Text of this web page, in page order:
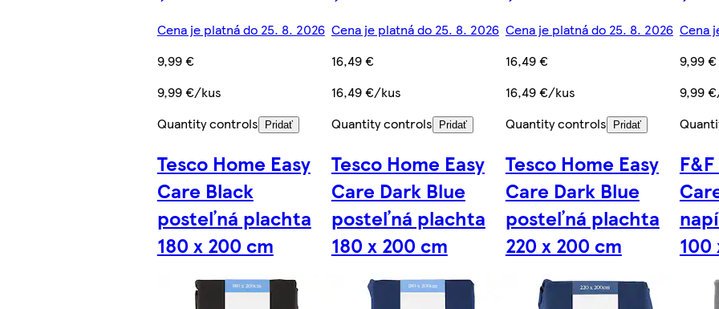
Cena je platná do 25. 8. 2026
9,99 €
9,99 €/kus
Quantity controls
Pridať
Cena je platná do 25. 8. 2026
16,49 €
16,49 €/kus
Quantity controls
Pridať
Cena je platná do 25. 8. 2026
16,49 €
16,49 €/kus
Quantity controls
Pridať
Cena
9,99 €
9,99
Tesco Home Easy
Care Black
posteľná plachta
180 x 200 cm
Tesco Home Easy
Care Dark Blue
posteľná plachta
180 x 200 cm
Tesco Home Easy
Care Dark Blue
posteľná plachta
220 x 200 cm
100